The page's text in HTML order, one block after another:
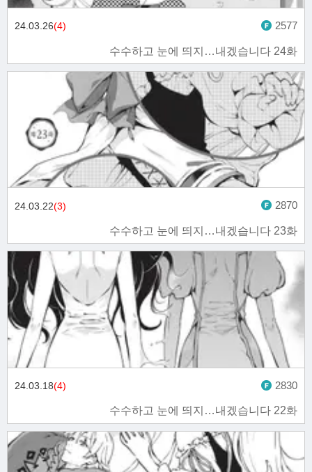
수수하고 눈에 띄지…내겠습니다 24화
24.03.26(4) 2577
수수하고 눈에 띄지…내겠습니다 23화
24.03.22(3) 2870
수수하고 눈에 띄지…내겠습니다 22화
24.03.18(4) 2830